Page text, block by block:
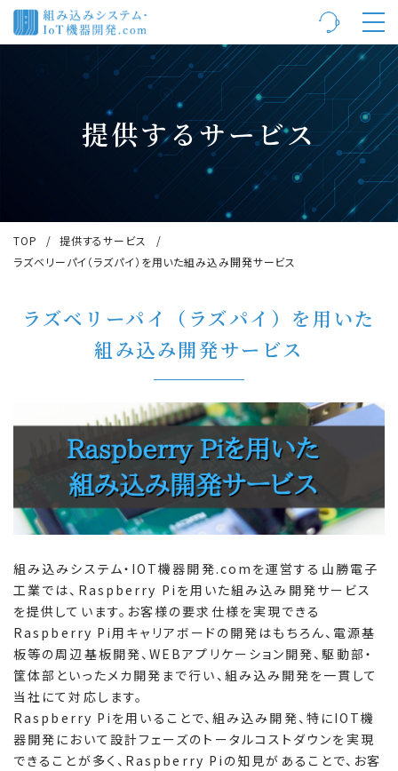
提供するサービス
TOP
提供するサービス
ラズベリーパイ（ラズパイ）を用いた組み込み開発サービス
ラズベリーパイ（ラズパイ）を用いた
組み込み開発サービス
組み込みシステム・IOT機器開発.comを運営する山勝電子
工業では、Raspberry Piを用いた組み込み開発サービス
を提供しています。お客様の要求仕様を実現できる
Raspberry Pi用キャリアボードの開発はもちろん、電源基
板等の周辺基板開発、WEBアプリケーション開発、駆動部・
筐体部といったメカ開発まで行い、組み込み開発を一貫して
当社にて対応します。
Raspberry Piを用いることで、組み込み開発、特にIOT機
器開発において設計フェーズのトータルコストダウンを実現
できることが多く、Raspberry Piの知見があることで、お客